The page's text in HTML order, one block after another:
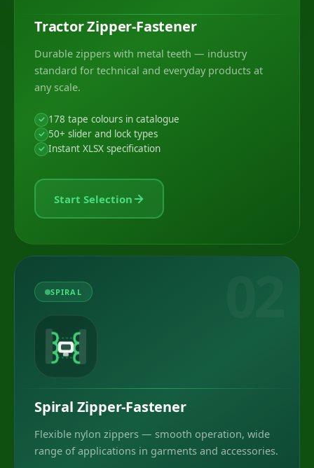
Tractor Zipper-Fastener
Durable zippers with metal teeth — industry
standard for technical and everyday products at
any scale.
178 tape colours in catalogue
50+ slider and lock types
Instant XLSX specification
Start Selection
SPIRAL
Spiral Zipper-Fastener
Flexible nylon zippers — smooth operation, wide
range of applications in garments and accessories.